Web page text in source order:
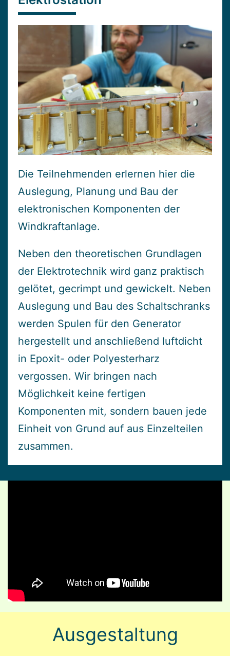
Die Teilnehmenden erlernen hier die
Auslegung, Planung und Bau der
elektronischen Komponenten der
Windkraftanlage.
Neben den theoretischen Grundlagen
der Elektrotechnik wird ganz praktisch
gelötet, gecrimpt und gewickelt. Neben
Auslegung und Bau des Schaltschranks
werden Spulen für den Generator
hergestellt und anschließend luftdicht
in Epoxit- oder Polyesterharz
vergossen. Wir bringen nach
Möglichkeit keine fertigen
Komponenten mit, sondern bauen jede
Einheit von Grund auf aus Einzelteilen
zusammen.
Ausgestaltung